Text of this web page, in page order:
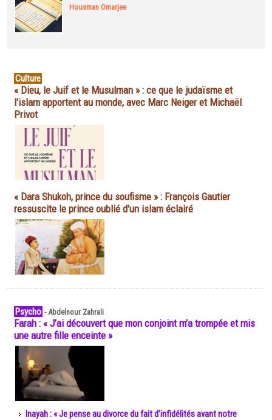
Housman Omarjee
Culture
« Dieu, le Juif et le Musulman » : ce que le judaïsme et
l'islam apportent au monde, avec Marc Neiger et Michaël
Privot
« Dara Shukoh, prince du soufisme » : François Gautier
ressuscite le prince oublié d'un islam éclairé
Psycho -Abdelnour Zahrali
Farah : « J’ai découvert que mon conjoint m’a trompée et mis
une autre fille enceinte »
Inayah : « Je pense au divorce du fait d’infidélités avant notre